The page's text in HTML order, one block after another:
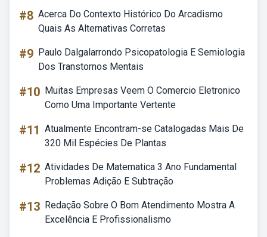
#8 Acerca Do Contexto Histórico Do Arcadismo
Quais As Alternativas Corretas
#9 Paulo Dalgalarrondo Psicopatologia E Semiologia
Dos Transtornos Mentais
#10 Muitas Empresas Veem O Comercio Eletronico
Como Uma Importante Vertente
#11 Atualmente Encontram-se Catalogadas Mais De
320 Mil Espécies De Plantas
#12 Atividades De Matematica 3 Ano Fundamental
Problemas Adição E Subtração
#13 Redação Sobre O Bom Atendimento Mostra A
Excelência E Profissionalismo